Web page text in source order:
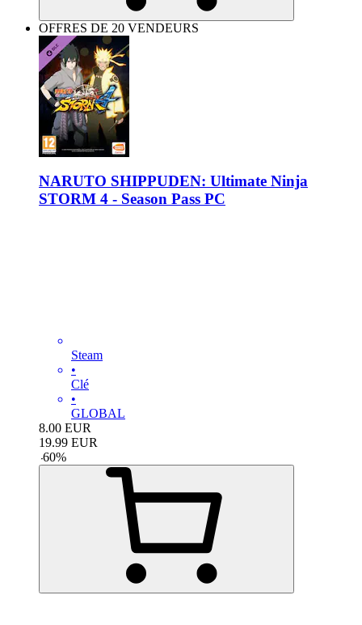
OFFRES DE 20 VENDEURS
NARUTO SHIPPUDEN: Ultimate Ninja
STORM 4 - Season Pass PC
Steam
•
Clé
•
GLOBAL
8.00 EUR
19.99 EUR
-60%